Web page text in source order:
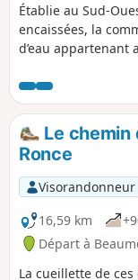
Établie au Sud-
encaissées, la
d’eau appartenant
pourrait remonter à
histoire se précise
monnaies. Au
démographique
nombre d’artisans.
treize tisserands,
quatre tailleurs de
menuisiers, trois
autres artisans
Le chemin
Ronce
Visorandonneur
16,59 km
Départ à
La cueillette de